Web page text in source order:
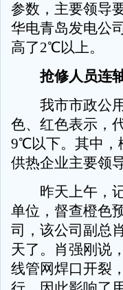
参数，主要领导
华电青岛发电公
高了2℃以上。
抢修人员连
我市市政公用
色、红色表示，
9℃以下。其中，
供热企业主要领
昨天上午，记
单位，督查橙色
司，该公司副总
天了。肖强刚说
线管网焊口开裂